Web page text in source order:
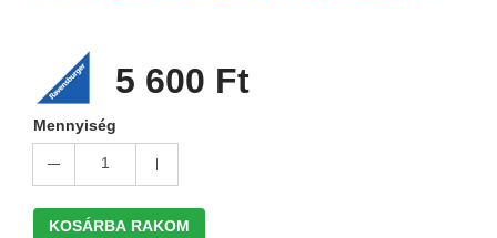
5 600 Ft
Mennyiség
1
KOSÁRBA RAKOM